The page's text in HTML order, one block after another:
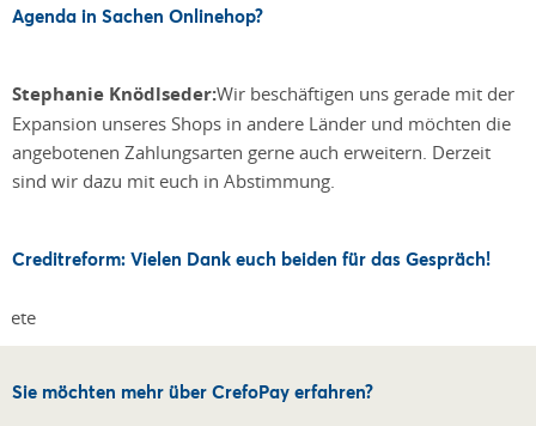
Agenda in Sachen Onlinehop?
Stephanie Knödlseder:Wir beschäftigen uns gerade mit der
Expansion unseres Shops in andere Länder und möchten die
angebotenen Zahlungsarten gerne auch erweitern. Derzeit
sind wir dazu mit euch in Abstimmung.
Creditreform: Vielen Dank euch beiden für das Gespräch!
Sie möchten mehr über CrefoPay erfahren?